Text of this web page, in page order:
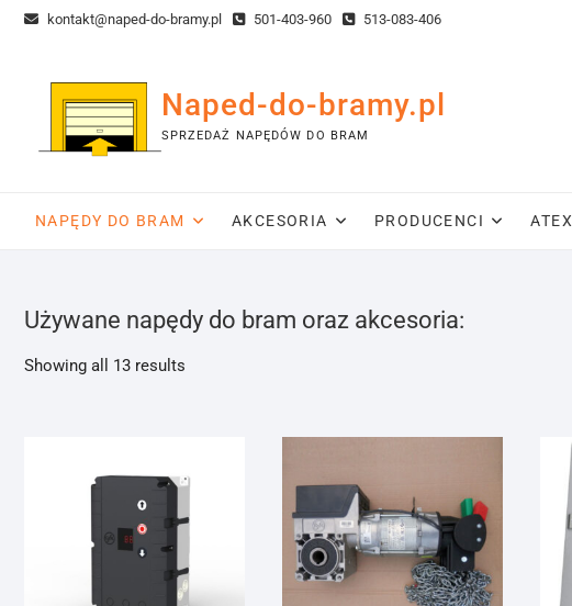
Skip
kontakt@naped-do-bramy.pl 501-403-960 513-083-406
Naped-do-bramy.pl
SPRZEDAŻ NAPĘDÓW DO BRAM
NAPĘDY DO BRAM AKCESORIA PRODUCENCI ATEX
Używane napędy do bram oraz akcesoria:
Showing all 13 results